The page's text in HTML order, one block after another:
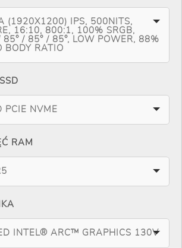
(1920X1200) IPS, 500NITS,
16:10, 800:1, 100% SRGB,
/ 85° / 85°, LOW POWER, 88%
BODY RATIO
PCIE NVME
RAM
INTEL® ARC™ GRAPHICS 130V